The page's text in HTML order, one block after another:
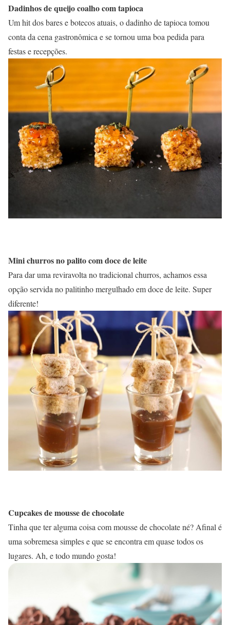
Dadinhos de queijo coalho com tapioca
Um hit dos bares e botecos atuais, o dadinho de tapioca tomou
conta da cena gastronômica e se tornou uma boa pedida para
festas e recepções.
Mini churros no palito com doce de leite
Para dar uma reviravolta no tradicional churros, achamos essa
opção servida no palitinho mergulhado em doce de leite. Super
diferente!
Cupcakes de mousse de chocolate
Tinha que ter alguma coisa com mousse de chocolate né? Afinal é
uma sobremesa simples e que se encontra em quase todos os
lugares. Ah, e todo mundo gosta!